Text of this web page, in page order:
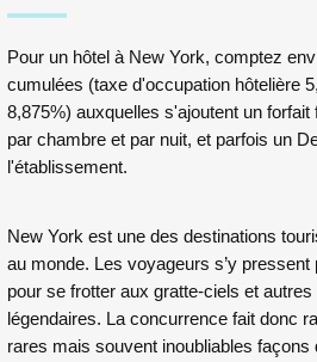
Pour un hôtel à New York, comptez
cumulées (taxe d'occupation hôtelière
8,875%) auxquelles s'ajoutent un
par chambre et par nuit, et parfois un
l'établissement.
New York est une des destinations
au monde. Les voyageurs s’y
pour se frotter aux gratte-ciels et
légendaires. La concurrence fait donc
rares mais souvent inoubliables façons